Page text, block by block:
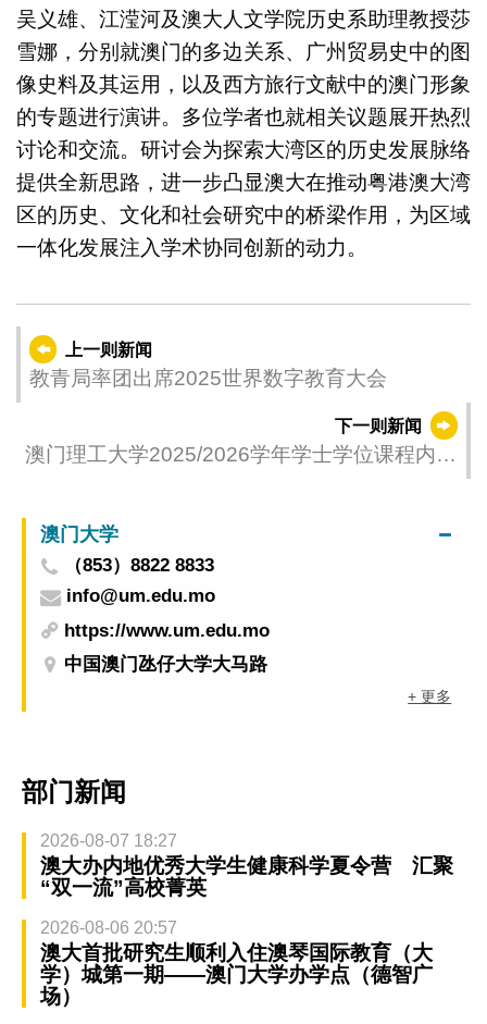
吴义雄、江滢河及澳大人文学院历史系助理教授莎
雪娜，分别就澳门的多边关系、广州贸易史中的图
像史料及其运用，以及西方旅行文献中的澳门形象
的专题进行演讲。多位学者也就相关议题展开热烈
讨论和交流。研讨会为探索大湾区的历史发展脉络
提供全新思路，进一步凸显澳大在推动粤港澳大湾
区的历史、文化和社会研究中的桥梁作用，为区域
一体化发展注入学术协同创新的动力。
上一则新闻
教青局率团出席2025世界数字教育大会
下一则新闻
澳门理工大学2025/2026学年学士学位课程内地
澳门大学
（853）8822 8833
info@um.edu.mo
https://www.um.edu.mo
中国澳门氹仔大学大马路
+ 更多
部门新闻
2026-08-07 18:27
澳大办内地优秀大学生健康科学夏令营 汇聚
“双一流”高校菁英
2026-08-06 20:57
澳大首批研究生顺利入住澳琴国际教育（大
学）城第一期——澳门大学办学点（德智广
场）